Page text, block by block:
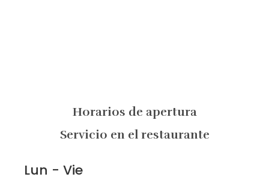
Horarios de apertura
Servicio en el restaurante
Lun - Vie